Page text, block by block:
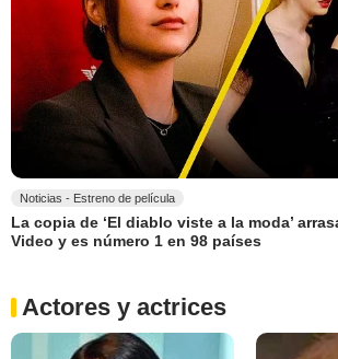
Noticias - Estreno de película
La copia de ‘El diablo viste a la moda’
Video y es número 1 en 98 países
Actores y actrices